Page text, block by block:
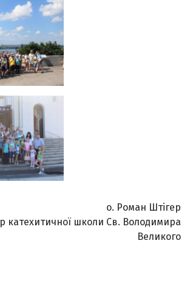
о. Роман Штігер
катехитичної школи Св. Володимира
Великого